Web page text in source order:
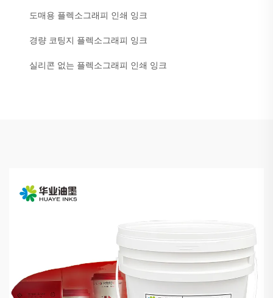
도매용 플렉소그래피 인쇄 잉크
경량 코팅지 플렉소그래피 잉크
실리콘 없는 플렉소그래피 인쇄 잉크